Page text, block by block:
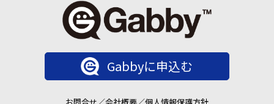
Gabbyに申込む